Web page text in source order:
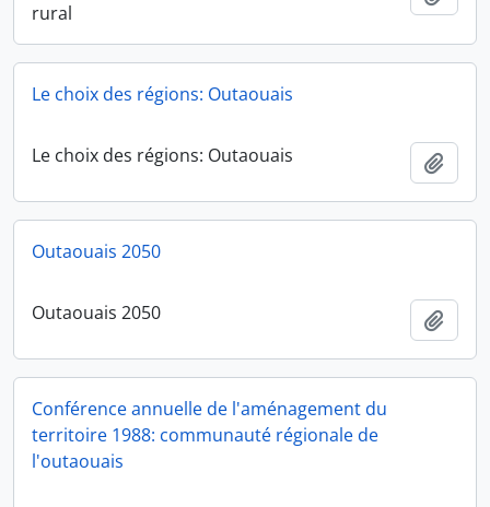
rural
Le choix des régions: Outaouais
Le choix des régions: Outaouais
Outaouais 2050
Outaouais 2050
Conférence annuelle de l'aménagement du
territoire 1988: communauté régionale de
l'outaouais